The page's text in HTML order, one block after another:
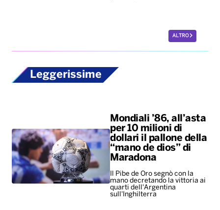
ALTRO
Leggerissime
Mondiali ’86, all’asta
per 10 milioni di
dollari il pallone della
“mano de dios” di
Maradona
Il Pibe de Oro segnò con la
mano decretando la vittoria ai
quarti dell'Argentina
sull'Inghilterra